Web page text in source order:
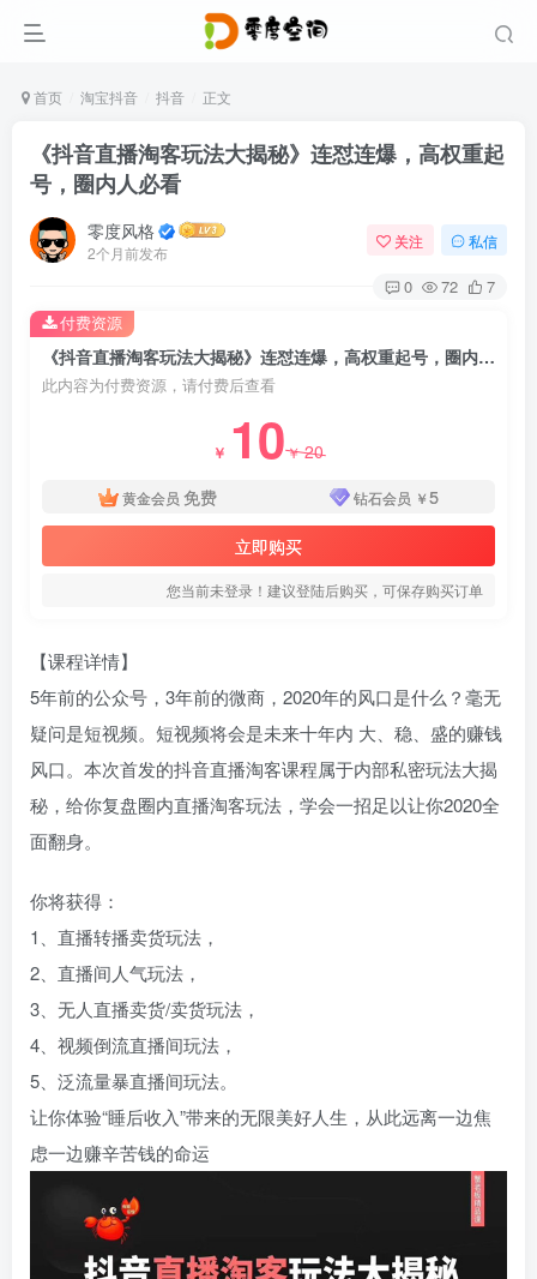
首页 淘宝抖音 抖音 正文
《抖音直播淘客玩法大揭秘》连怼连爆，高权重起
号，圈内人必看
零度风格
2个月前发布
关注 私信
0 72 7
《抖音直播淘客玩法大揭秘》连怼连爆，高权重起号，圈内人必看
此内容为付费资源，请付费后查看
￥ 10￥20
黄金会员 免费 钻石会员 ￥5
立即购买
您当前未登录！建议登陆后购买，可保存购买订单
付费资源
【课程详情】
5年前的公众号，3年前的微商，2020年的风口是什‌‌么？毫无
疑问是短视频。短视频将会是未来十年内 大、稳、盛的赚钱
风口。本次首发的抖音直播淘客课程属于内部私密玩法大揭
秘，给你复盘圈内直播淘客玩法，学会一招足以让你2020全
面翻身。
你将获得：
1、直播转播卖货玩法，
2、直播间人气玩法，
3、无人直播卖货/卖货玩法，
4、视频倒流直播间玩法，
5、泛流量暴直播间玩法。
让你体验“睡后收入”带来的无限美好人生，从此远离一边焦
虑一边赚辛苦钱的命运